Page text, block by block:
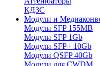
КДЗС
Модули и
Модули SFP 155MB
Модули SFP 1Gb
Модули SFP+ 10Gb
Модули QSFP 40Gb
Модули для CWDM